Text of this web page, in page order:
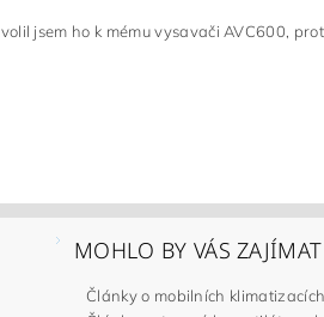
jsem ho k mému vysavači AVC600,
MOHLO BY VÁS ZAJÍMAT
Články o mobilních